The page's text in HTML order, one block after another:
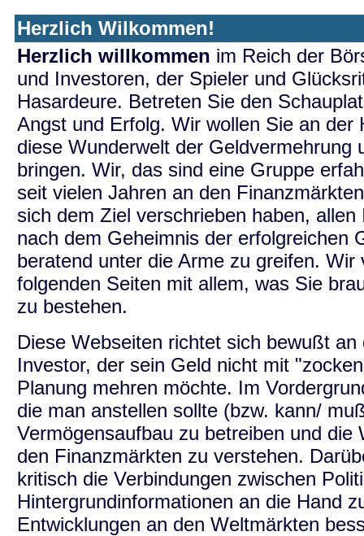
Herzlich Wilkommen!
Herzlich willkommen im Reich der
und Investoren, der Spieler und
Hasardeure. Betreten Sie den
Angst und Erfolg. Wir wollen Sie an der
diese Wunderwelt der Geldvermehrung
bringen. Wir, das sind eine Gruppe
seit vielen Jahren an den
sich dem Ziel verschrieben haben,
nach dem Geheimnis der erfolgreichen
beratend unter die Arme zu greifen. Wir
folgenden Seiten mit allem, was Sie
zu bestehen.
Diese Webseiten richtet sich bewußt
Investor, der sein Geld nicht mit
Planung mehren möchte. Im
die man anstellen sollte (bzw. kann/
Vermögensaufbau zu betreiben und die
den Finanzmärkten zu verstehen.
kritisch die Verbindungen zwischen
Hintergrundinformationen an die Hand
Entwicklungen an den Weltmärkten